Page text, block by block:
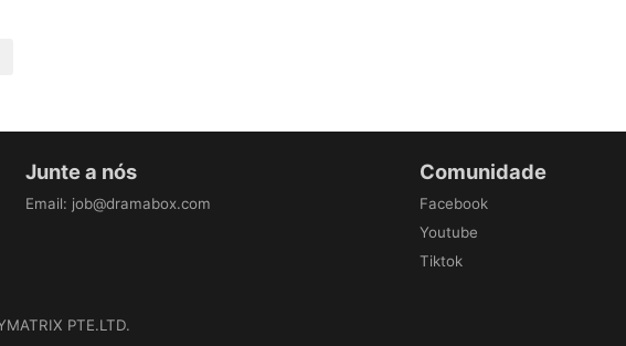
Junte a nós
Email: job@dramabox.com
Comunidade
Facebook
Youtube
Tiktok
PTE.LTD.